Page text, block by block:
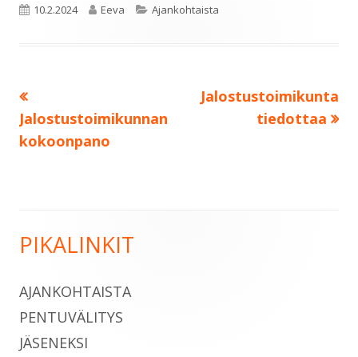
Julkaistu
10.2.2024 Kirjoittaja
Eeva Kategoriat
Ajankohtaista
Artikkelien
selaus
Jalostustoimikunnan
kokoonpano
Seuraava:
Jalostustoimikunta
tiedottaa
Sivupalkki
PIKALINKIT
AJANKOHTAISTA
PENTUVÄLITYS
JÄSENEKSI